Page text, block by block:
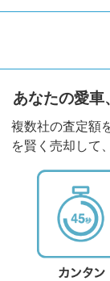
あなたの愛車
複数社の査定額
を賢く売却して